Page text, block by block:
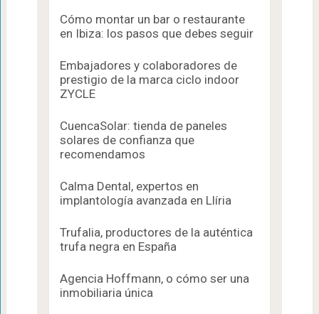
Cómo montar un bar o restaurante
en Ibiza: los pasos que debes seguir
Embajadores y colaboradores de
prestigio de la marca ciclo indoor
ZYCLE
CuencaSolar: tienda de paneles
solares de confianza que
recomendamos
Calma Dental, expertos en
implantología avanzada en Llíria
Trufalia, productores de la auténtica
trufa negra en España
Agencia Hoffmann, o cómo ser una
inmobiliaria única